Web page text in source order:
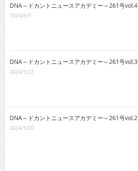
DNA～ドカントニュースアカデミー～261号vol.4
2024/6/3
DNA～ドカントニュースアカデミー～261号vol.3
2024/5/27
DNA～ドカントニュースアカデミー～261号vol.2
2024/5/20